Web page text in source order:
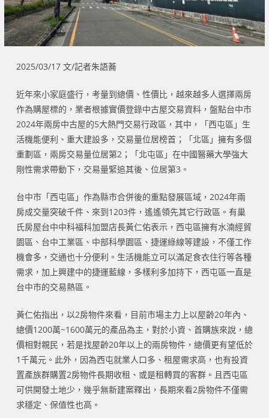
2025/03/17 文/記者朱語蕎
近年來小家庭盛行，考量到總價、性價比，越來越多人選擇兩房
作為購屋標的，業者根據實價登錄中古屋交易資料，盤點台中市
2024年兩房中古屋的5大熱門交易行政區，其中，「西屯區」生
活機能便利、重大建設多，交易量位居榜首；「北區」擁有多個
重劃區，兩房交易量位居第2；「北屯區」在中國醫藥大學強大
剛性需求帶動下，交易量緊追其後、位居第3。
台中市「西屯區」作為縣市合併後的重點發展區域，2024年兩
房成交量突破千件、來到1203件，遙遙領先其它行政區。有巢
氏房屋台中中科福科加盟店長黃仁佑表示，西屯區擁有水湳經貿
園區、台中工業區、中部科學園區、捷運綠線等建設，不僅工作
機會多，交通也十分便利。生活機能立可以滿足食衣住行等各種
需求，加上興建中的捷運藍線，多樣利多加持下，西屯區一直是
台中市的交易熱區。
黃仁佑指出，以2房物件來看，目前市場主力上以屋齡20年內、
總價1200萬~1600萬元的產品為主，對於小資、首購族來說，總
價相對親民，若是找屋齡20年以上的兩房物件，總價更有望低於
1千萬元。此外，因為西屯就業人口多、租屋需求高，也有投資
置產族群購置2房物件長期收租、或是租轉買的客群。且西屯區
可供開發土地少，幾乎無新建案釋出，長期來看2房物件不僅需
求穩定、保值性也高。